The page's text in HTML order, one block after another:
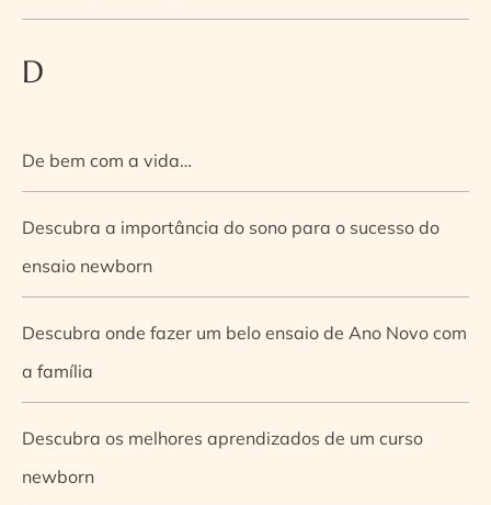
D
De bem com a vida…
Descubra a importância do sono para o sucesso do
ensaio newborn
Descubra onde fazer um belo ensaio de Ano Novo com
a família
Descubra os melhores aprendizados de um curso
newborn